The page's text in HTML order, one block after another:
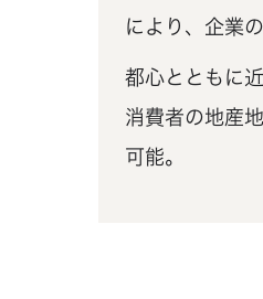
により、企業
都心とともに
消費者の地産
可能。